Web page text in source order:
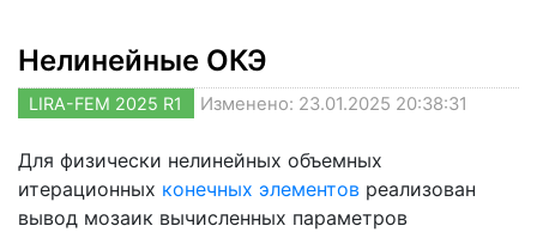
Нелинейные ОКЭ
LIRA-FEM 2025 R1 Изменено: 23.01.2025 20:38:31
Для физически нелинейных объемных
итерационных конечных элементов реализован
вывод мозаик вычисленных параметров